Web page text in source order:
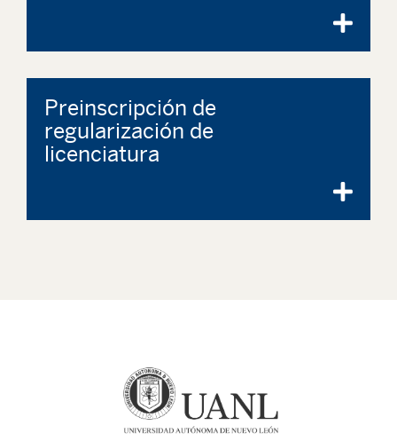
Preinscripción de
regularización de
licenciatura